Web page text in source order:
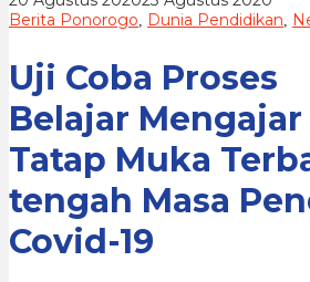
Proses
Belajar
Tatap
Muka
Terbatas
di
Masa
Pendemi
Covid-
19
Berita Ponorogo, Dunia Pendidikan,
Uji Coba Proses
Belajar Mengajar
Tatap Muka
tengah Masa
Covid-19